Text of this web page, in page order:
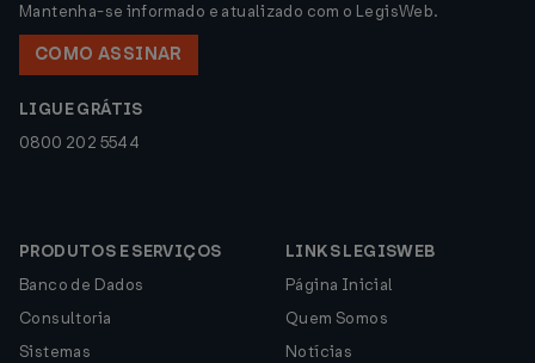
Mantenha-se informado e atualizado com o LegisWeb.
COMO ASSINAR
LIGUE GRÁTIS
0800 202 5544
PRODUTOS E SERVIÇOS
Banco de Dados
Consultoria
Sistemas
LINKS LEGISWEB
Página Inicial
Quem Somos
Notícias